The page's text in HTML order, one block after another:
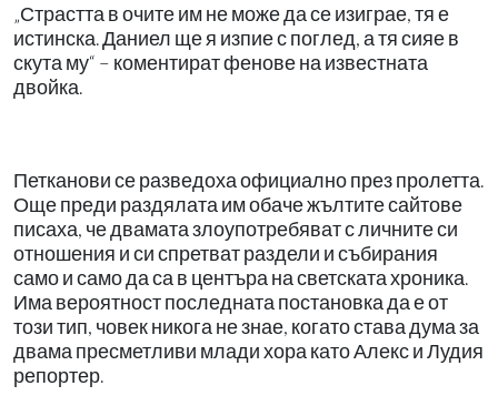
„Страстта в очите им не може да се изиграе, тя е
истинска. Даниел ще я изпие с поглед, а тя сияе в
скута му“ – коментират фенове на известната
двойка.
Петканови се разведоха официално през пролетта.
Още преди раздялата им обаче жълтите сайтове
писаха, че двамата злоупотребяват с личните си
отношения и си спретват раздели и събирания
само и само да са в центъра на светската хроника.
Има вероятност последната постановка да е от
този тип, човек никога не знае, когато става дума за
двама пресметливи млади хора като Алекс и Лудия
репортер.